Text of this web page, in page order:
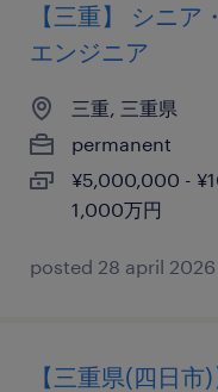
【三重】 シニ
エンジニア
三重, 三重県
permanent
¥5,000,000 -
1,000万円
posted 28 april 2026
【三重県(四日